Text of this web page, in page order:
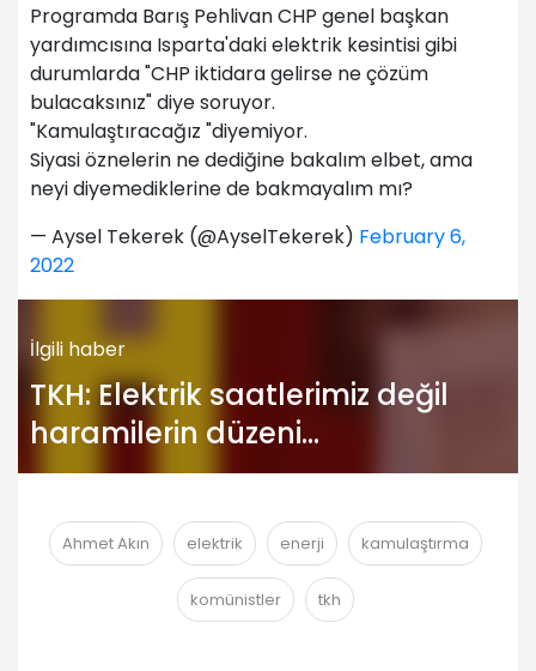
Programda Barış Pehlivan CHP genel başkan
yardımcısına Isparta'daki elektrik kesintisi gibi
durumlarda "CHP iktidara gelirse ne çözüm
bulacaksınız" diye soruyor.
"Kamulaştıracağız "diyemiyor.
Siyasi öznelerin ne dediğine bakalım elbet, ama
neyi diyemediklerine de bakmayalım mı?
— Aysel Tekerek (@AyselTekerek) February 6,
2022
İlgili haber
TKH: Elektrik saatlerimiz değil
haramilerin düzeni
mühürlenmeli!
Ahmet Akın elektrik enerji kamulaştırma
komünistler tkh